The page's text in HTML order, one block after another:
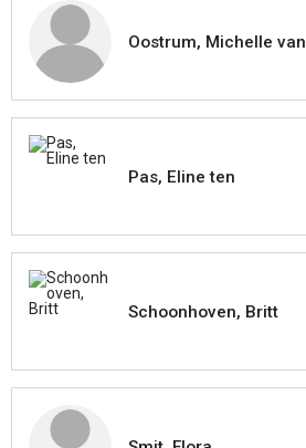
Oostrum, Michelle van
Pas, Eline ten
Schoonhoven, Britt